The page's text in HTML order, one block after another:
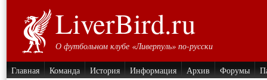
LiverBird.ru
О футбольном клубе «Ливерпуль» по-русски
Главная Команда История Информация Архив Форумы